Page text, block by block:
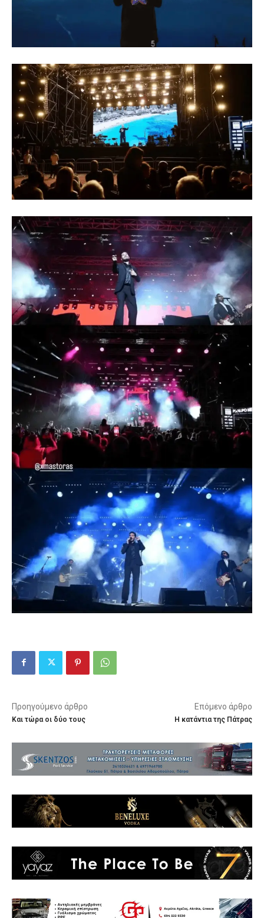
Προηγούμενο άρθρο
Και τώρα οι δύο τους
Επόμενο άρθρο
Η κατάντια της Πάτρας